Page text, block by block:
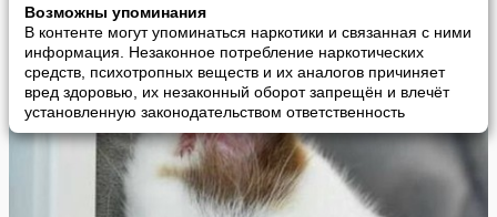
Возможны упоминания
В контенте могут упоминаться наркотики и связанная с ними
информация. Незаконное потребление наркотических
средств, психотропных веществ и их аналогов причиняет
вред здоровью, их незаконный оборот запрещён и влечёт
установленную законодательством ответственность